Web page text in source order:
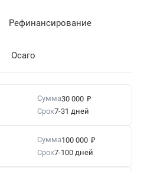
Рефинансирование
Осаго
Сумма30 000 ₽
Срок7-31 дней
Сумма100 000 ₽
Срок7-100 дней